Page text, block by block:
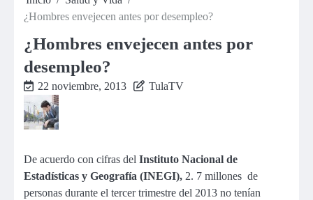
¿Hombres envejecen antes por desempleo?
¿Hombres envejecen antes por
desempleo?
22 noviembre, 2013 TulaTV
De acuerdo con cifras del Instituto Nacional de
Estadísticas y Geografía (INEGI), 2. 7 millones de
personas durante el tercer trimestre del 2013 no tenían